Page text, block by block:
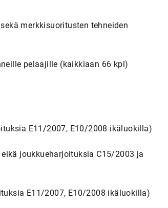
merkkisuoritusten tehneiden
pelaajille (kaikkiaan 66 kpl)
E11/2007, E10/2008 ikäluokilla)
joukkueharjoituksia C15/2003 ja
E11/2007, E10/2008 ikäluokilla)